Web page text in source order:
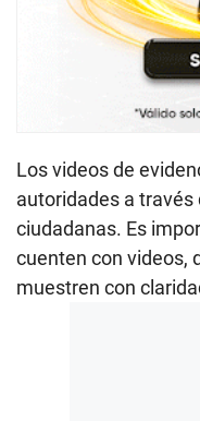
Los videos de
autoridades a
ciudadanas. Es
cuenten con videos,
muestren con